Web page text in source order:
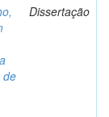
de
Dissertação